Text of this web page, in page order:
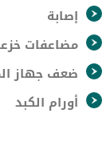
إصابة
مضاعفات
ضعف جهاز
أورام الكبد